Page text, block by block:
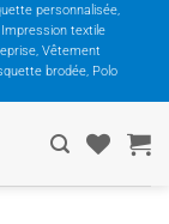
personnalisée,
textile
Vêtement
brodée, Polo